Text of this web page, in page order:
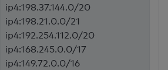
ip4:198.37.144.0/20
ip4:198.21.0.0/21
ip4:192.254.112.0/20
ip4:168.245.0.0/17
ip4:149.72.0.0/16